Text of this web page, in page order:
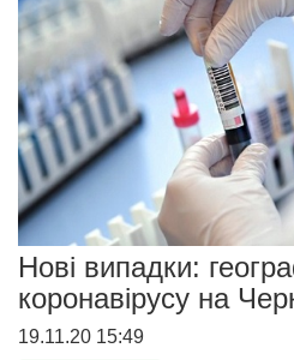
Нові випадки:
коронавірусу на
19.11.20 15:49